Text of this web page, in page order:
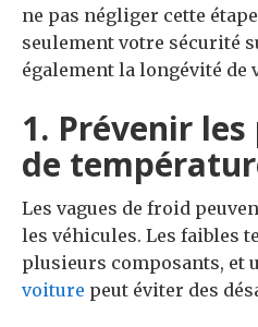
ne pas négliger cette
seulement votre sécurité
également la longévité de
1. Prévenir
de
Les vagues de froid
les véhicules. Les faibles
plusieurs composants, et
voiture peut éviter des